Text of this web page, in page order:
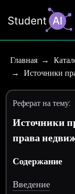
Главная
Источники
Реферат на тему:
Источники
права
Содержание
Введение